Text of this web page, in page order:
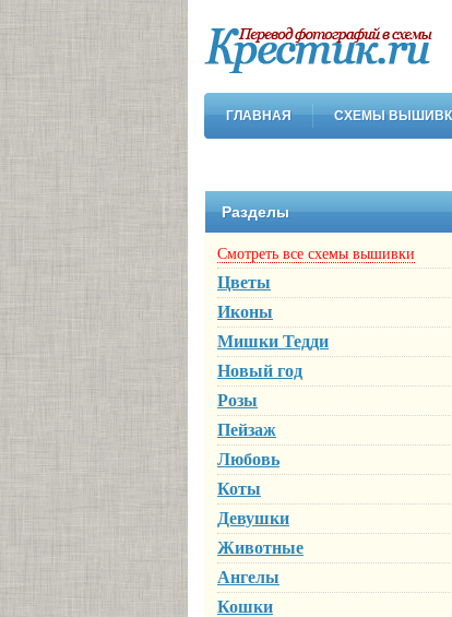
ГЛАВНАЯ СХЕМЫ
Разделы
Смотреть все схемы вышивки
Цветы
Иконы
Мишки Тедди
Новый год
Розы
Пейзаж
Любовь
Коты
Девушки
Животные
Ангелы
Кошки